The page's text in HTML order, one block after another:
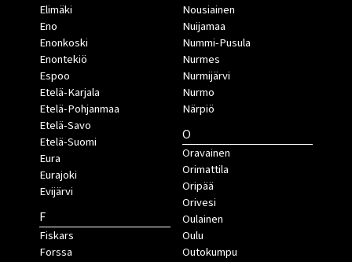
Elimäki
Eno
Enonkoski
Enontekiö
Espoo
Etelä-Karjala
Etelä-Pohjanmaa
Etelä-Savo
Etelä-Suomi
Eura
Eurajoki
Evijärvi
F
Fiskars
Forssa
Nousiainen
Nuijamaa
Nummi-Pusula
Nurmes
Nurmijärvi
Nurmo
Närpiö
O
Oravainen
Orimattila
Oripää
Orivesi
Oulainen
Oulu
Outokumpu